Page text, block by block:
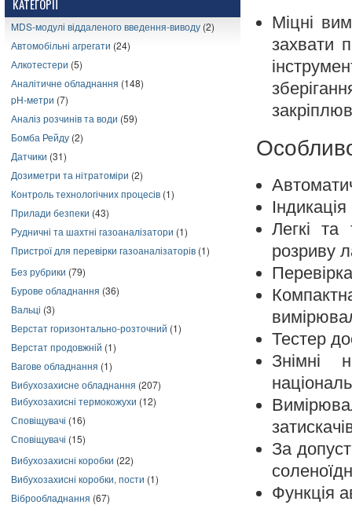
КАТЕГОРІЇ
MDS-модулі віддаленого введення-виводу (2)
Автомобільні агрегати (24)
Алкотестери (5)
Аналітичне обладнання (148)
pH-метри (7)
Аналіз розчинів та води (59)
Бомба Рейду (2)
Датчики (31)
Дозиметри та нітратоміри (2)
Контроль технологічних процесів (1)
Прилади безпеки (43)
Рудничні та шахтні газоаналізатори (1)
Пристрої для перевірки газоаналізаторів (1)
Без рубрики (79)
Бурове обладнання (36)
Вальці (3)
Верстат горизонтально-розточний (1)
Верстат продовжній (1)
Вагове обладнання (1)
Вибухозахисне обладнання (207)
Вибухозахисні термокожухи (12)
Сповіщувачі (16)
Сповіщувачі (15)
Вибухозахисні коробки (22)
Вибухозахисні коробки, пости (1)
Віброобладнання (67)
Міцні
захвати
Легкі
розриву
Тестер
Знімні
За
Функція